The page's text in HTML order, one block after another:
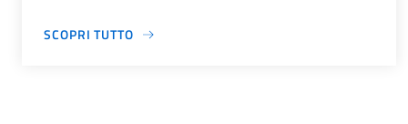
SCOPRI TUTTO